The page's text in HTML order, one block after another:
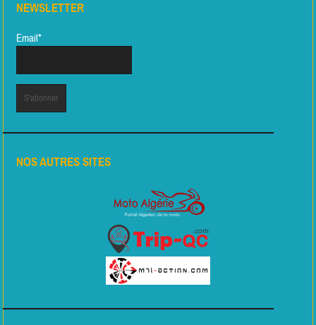
NEWSLETTER
Email*
NOS AUTRES SITES